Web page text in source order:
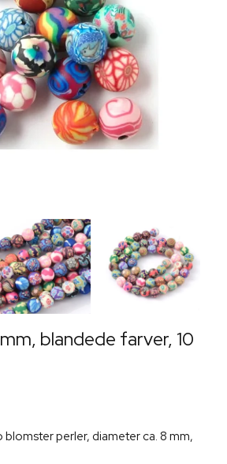
blandede farver, 10
blomster perler, diameter ca. 8 mm,